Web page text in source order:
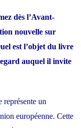
dès l’Avant-
nouvelle sur
est l’objet du livre
auquel il invite
représente un
européenne. Cette